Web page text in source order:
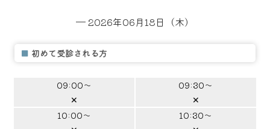
─ 2026年06月18日（木）
■ 初めて受診される方
09:00～
✕
09:30～
✕
10:00～
10:30～